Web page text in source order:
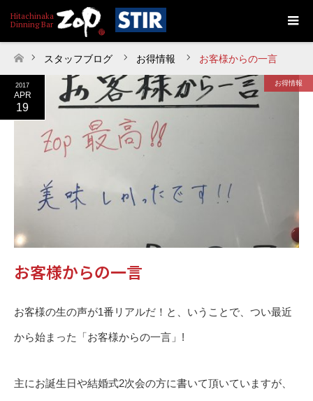
ホーム
スタッフブログ お得情報 お客様からの一言
2017
APR
19
お得情報
お客様からの一言
お客様の生の声が1番リアルだ！と、いうことで、つい最近
から始まった「お客様からの一言」!
主にお誕生日や結婚式2次会の方に書いて頂いていますが、